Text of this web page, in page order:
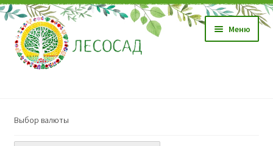
Перейти
к
навигации
Перейти
к
содержимому
Меню
Саженцы
Выбор валюты